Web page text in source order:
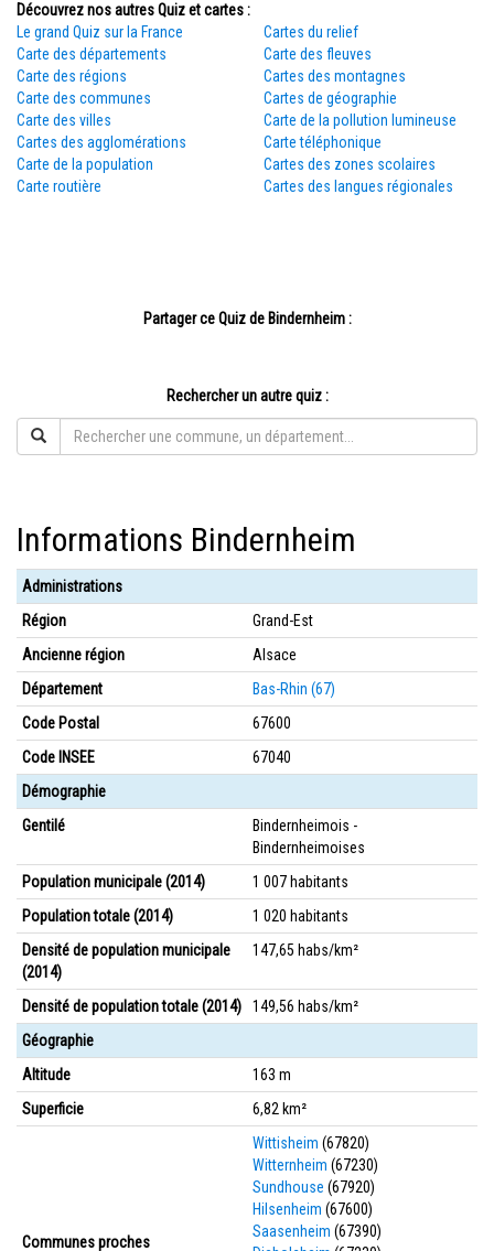
Découvrez nos autres Quiz et cartes :
Le grand Quiz sur la France
Carte des départements
Carte des régions
Carte des communes
Carte des villes
Cartes des agglomérations
Carte de la population
Carte routière
Cartes du relief
Carte des fleuves
Cartes des montagnes
Cartes de géographie
Carte de la pollution lumineuse
Carte téléphonique
Cartes des zones scolaires
Cartes des langues régionales
Partager ce Quiz de Bindernheim :
Rechercher un autre quiz :
Informations Bindernheim
Administrations
Région
Grand-Est
Ancienne région
Alsace
Département
Bas-Rhin (67)
Code Postal
67600
Code INSEE
67040
Démographie
Gentilé
Bindernheimois -
Bindernheimoises
Population municipale (2014)
1 007 habitants
Population totale (2014)
1 020 habitants
Densité de population municipale
(2014)
147,65 habs/km²
Densité de population totale (2014)
149,56 habs/km²
Géographie
Altitude
163 m
Superficie
6,82 km²
Communes proches
Wittisheim (67820)
Witternheim (67230)
Sundhouse (67920)
Hilsenheim (67600)
Saasenheim (67390)